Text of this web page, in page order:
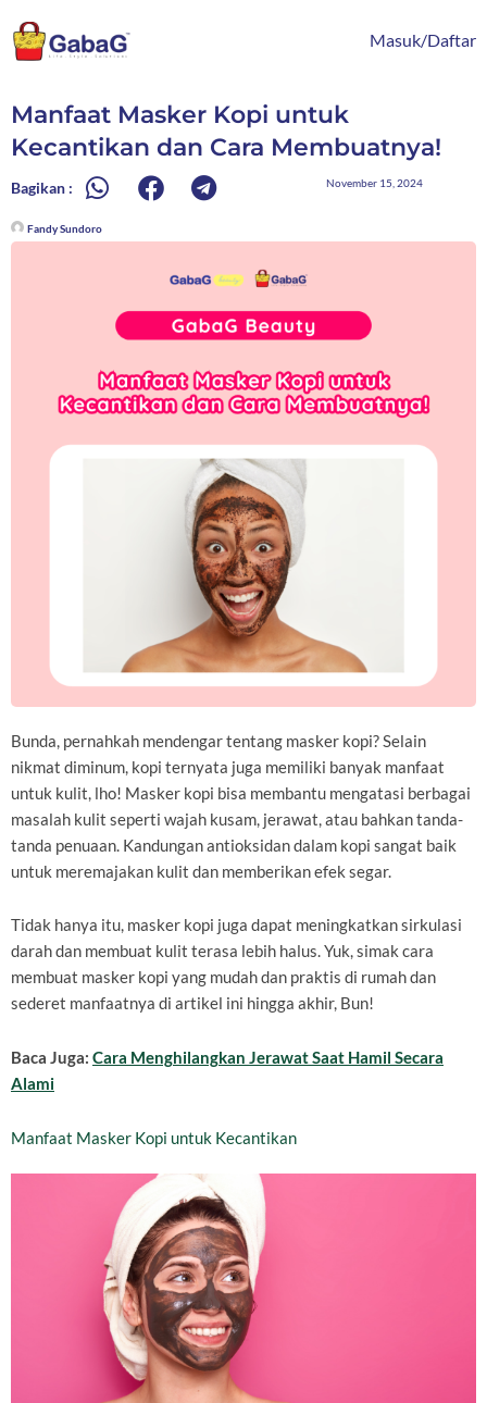
ke
konten
Masuk/Daftar
Manfaat Masker Kopi untuk
Kecantikan dan Cara Membuatnya!
Bagikan : November 15, 2024
Fandy Sundoro
Bunda, pernahkah mendengar tentang masker kopi? Selain
nikmat diminum, kopi ternyata juga memiliki banyak manfaat
untuk kulit, lho! Masker kopi bisa membantu mengatasi berbagai
masalah kulit seperti wajah kusam, jerawat, atau bahkan tanda-
tanda penuaan. Kandungan antioksidan dalam kopi sangat baik
untuk meremajakan kulit dan memberikan efek segar.
Tidak hanya itu, masker kopi juga dapat meningkatkan sirkulasi
darah dan membuat kulit terasa lebih halus. Yuk, simak cara
membuat masker kopi yang mudah dan praktis di rumah dan
sederet manfaatnya di artikel ini hingga akhir, Bun!
Baca Juga: Cara Menghilangkan Jerawat Saat Hamil Secara
Alami
Manfaat Masker Kopi untuk Kecantikan